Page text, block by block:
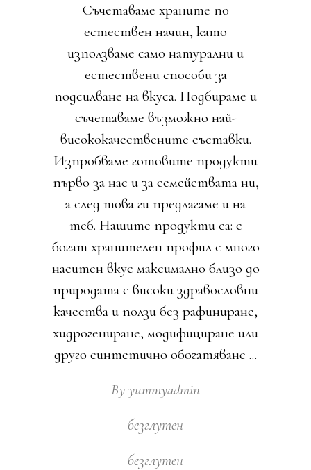
Съчетаваме храните по
естествен начин, като
използваме само натурални и
естествени способи за
подсилване на вкуса. Подбираме и
съчетаваме възможно най-
висококачествените съставки.
Изпробваме готовите продукти
първо за нас и за семействата ни,
а след това ги предлагаме и на
теб. Нашите продукти са: с
богат хранителен профил с много
наситен вкус максимално близо до
природата с високи здравословни
качества и ползи без рафиниране,
хидрогениране, модифициране или
друго синтетично обогатяване
By yummyadmin
безглутен
безглутен